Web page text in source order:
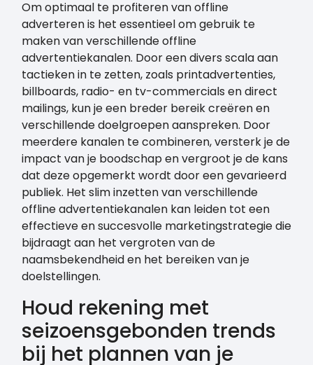
Om optimaal te profiteren van offline
adverteren is het essentieel om gebruik te
maken van verschillende offline
advertentiekanalen. Door een divers scala aan
tactieken in te zetten, zoals printadvertenties,
billboards, radio- en tv-commercials en direct
mailings, kun je een breder bereik creëren en
verschillende doelgroepen aanspreken. Door
meerdere kanalen te combineren, versterk je de
impact van je boodschap en vergroot je de kans
dat deze opgemerkt wordt door een gevarieerd
publiek. Het slim inzetten van verschillende
offline advertentiekanalen kan leiden tot een
effectieve en succesvolle marketingstrategie die
bijdraagt aan het vergroten van de
naamsbekendheid en het bereiken van je
doelstellingen.
Houd rekening met
seizoensgebonden trends
bij het plannen van je